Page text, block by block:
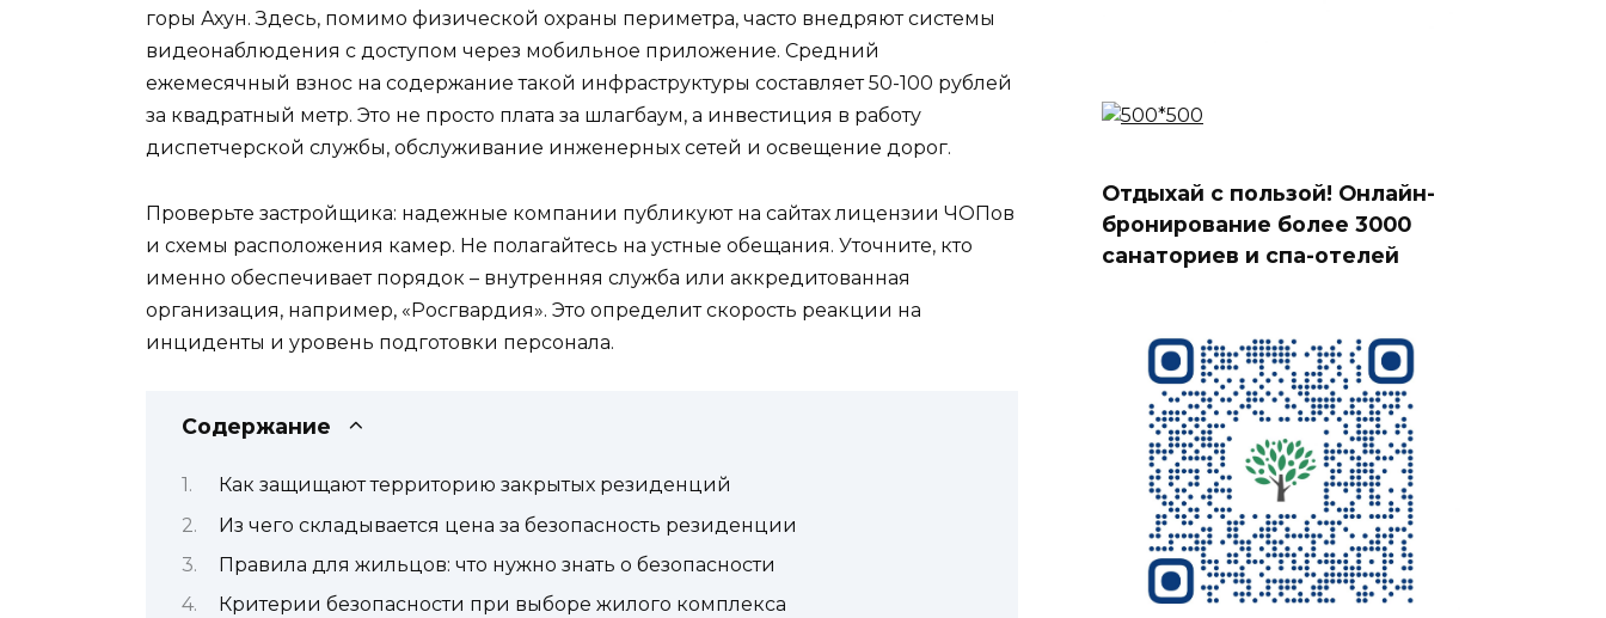
горы Ахун. Здесь, помимо физической охраны периметра, часто внедряют системы
видеонаблюдения с доступом через мобильное приложение. Средний
ежемесячный взнос на содержание такой инфраструктуры составляет 50-100 рублей
за квадратный метр. Это не просто плата за шлагбаум, а инвестиция в работу
диспетчерской службы, обслуживание инженерных сетей и освещение дорог.
Проверьте застройщика: надежные компании публикуют на сайтах лицензии ЧОПов
и схемы расположения камер. Не полагайтесь на устные обещания. Уточните, кто
именно обеспечивает порядок – внутренняя служба или аккредитованная
организация, например, «Росгвардия». Это определит скорость реакции на
инциденты и уровень подготовки персонала.
Содержание
Как защищают территорию закрытых резиденций
Из чего складывается цена за безопасность резиденции
Правила для жильцов: что нужно знать о безопасности
Критерии безопасности при выборе жилого комплекса
Отдыхай с пользой! Онлайн-
бронирование более 3000
санаториев и спа-отелей